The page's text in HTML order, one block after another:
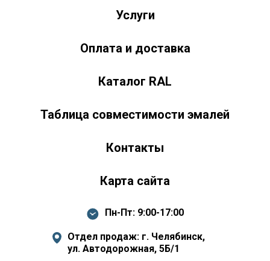
Услуги
Оплата и доставка
Каталог RAL
Таблица совместимости эмалей
Контакты
Карта сайта
Пн-Пт: 9:00-17:00
Отдел продаж: г. Челябинск,
ул. Автодорожная, 5Б/1